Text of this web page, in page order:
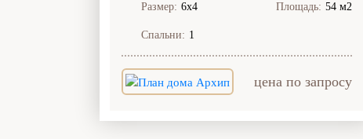
Размер: 6х4 Площадь: 54 м2
Спальни: 1
цена по запросу